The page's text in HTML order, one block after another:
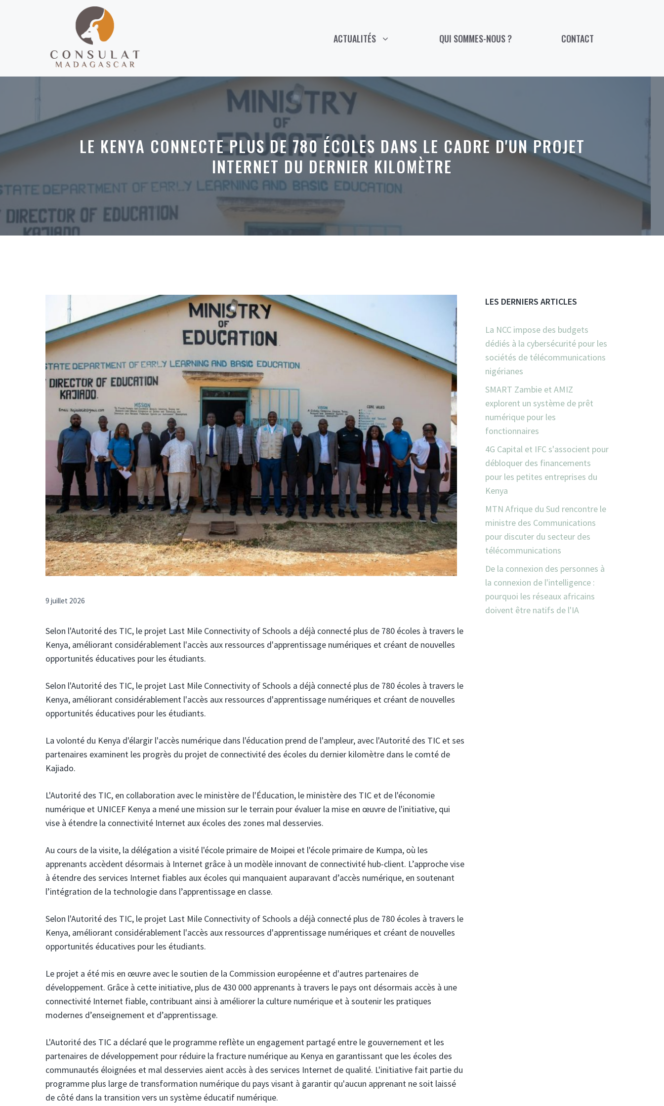
ACTUALITÉS QUI SOMMES-NOUS ? CONTACT
LE KENYA CONNECTE PLUS DE 780 ÉCOLES DANS LE CADRE D'UN PROJET
INTERNET DU DERNIER KILOMÈTRE
9 juillet 2026
Selon l'Autorité des TIC, le projet Last Mile Connectivity of Schools a déjà connecté plus de 780 écoles à travers le
Kenya, améliorant considérablement l'accès aux ressources d'apprentissage numériques et créant de nouvelles
opportunités éducatives pour les étudiants.
Selon l'Autorité des TIC, le projet Last Mile Connectivity of Schools a déjà connecté plus de 780 écoles à travers le
Kenya, améliorant considérablement l'accès aux ressources d'apprentissage numériques et créant de nouvelles
opportunités éducatives pour les étudiants.
La volonté du Kenya d'élargir l'accès numérique dans l'éducation prend de l'ampleur, avec l'Autorité des TIC et ses
partenaires examinent les progrès du projet de connectivité des écoles du dernier kilomètre dans le comté de
Kajiado.
L'Autorité des TIC, en collaboration avec le ministère de l'Éducation, le ministère des TIC et de l'économie
numérique et UNICEF Kenya a mené une mission sur le terrain pour évaluer la mise en œuvre de l'initiative, qui
vise à étendre la connectivité Internet aux écoles des zones mal desservies.
Au cours de la visite, la délégation a visité l'école primaire de Moipei et l'école primaire de Kumpa, où les
apprenants accèdent désormais à Internet grâce à un modèle innovant de connectivité hub-client. L’approche vise
à étendre des services Internet fiables aux écoles qui manquaient auparavant d’accès numérique, en soutenant
l’intégration de la technologie dans l’apprentissage en classe.
Selon l'Autorité des TIC, le projet Last Mile Connectivity of Schools a déjà connecté plus de 780 écoles à travers le
Kenya, améliorant considérablement l'accès aux ressources d'apprentissage numériques et créant de nouvelles
opportunités éducatives pour les étudiants.
Le projet a été mis en œuvre avec le soutien de la Commission européenne et d'autres partenaires de
développement. Grâce à cette initiative, plus de 430 000 apprenants à travers le pays ont désormais accès à une
connectivité Internet fiable, contribuant ainsi à améliorer la culture numérique et à soutenir les pratiques
modernes d’enseignement et d’apprentissage.
L'Autorité des TIC a déclaré que le programme reflète un engagement partagé entre le gouvernement et les
partenaires de développement pour réduire la fracture numérique au Kenya en garantissant que les écoles des
communautés éloignées et mal desservies aient accès à des services Internet de qualité. L'initiative fait partie du
programme plus large de transformation numérique du pays visant à garantir qu'aucun apprenant ne soit laissé
de côté dans la transition vers un système éducatif numérique.
LES DERNIERS ARTICLES
La NCC impose des budgets
dédiés à la cybersécurité pour les
sociétés de télécommunications
nigérianes
SMART Zambie et AMIZ
explorent un système de prêt
numérique pour les
fonctionnaires
4G Capital et IFC s'associent pour
débloquer des financements
pour les petites entreprises du
Kenya
MTN Afrique du Sud rencontre le
ministre des Communications
pour discuter du secteur des
télécommunications
De la connexion des personnes à
la connexion de l'intelligence :
pourquoi les réseaux africains
doivent être natifs de l'IA